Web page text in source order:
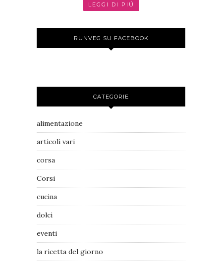
LEGGI DI PIÚ
RUNVEG SU FACEBOOK
CATEGORIE
alimentazione
articoli vari
corsa
Corsi
cucina
dolci
eventi
la ricetta del giorno